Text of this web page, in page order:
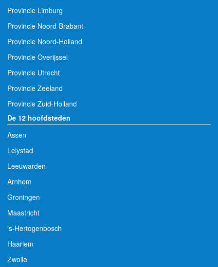
Provincie Limburg
Provincie Noord-Brabant
Provincie Noord-Holland
Provincie Overijssel
Provincie Utrecht
Provincie Zeeland
Provincie Zuid-Holland
De 12 hoofdsteden
Assen
Lelystad
Leeuwarden
Arnhem
Groningen
Maastricht
's-Hertogenbosch
Haarlem
Zwolle